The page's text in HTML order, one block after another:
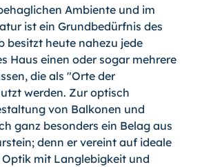
Ambiente und im
ist ein Grundbedürfnis des
besitzt heute nahezu jede
Haus einen oder sogar mehrere
die als "Orte der
werden. Zur optisch
von Balkonen und
ganz besonders ein Belag aus
denn er vereint auf ideale
Optik mit Langlebigkeit und